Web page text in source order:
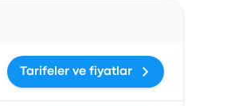
Tarifeler ve fiyatlar